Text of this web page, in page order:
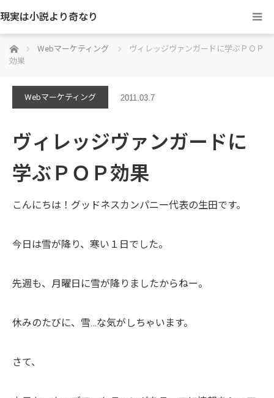
現実は小説より奇なり
ホーム Webマーケティング
ヴィレッジヴァンガードに学ぶＰＯＰ
効果
Webマーケティング 2011.03.7
ヴィレッジヴァンガードに
学ぶＰＯＰ効果
こんにちは！グッドネスカンパニー代表の生田です。
今日は雪が降り、寒い１日でした。
先週も、月曜日に雪が降りましたからねー。
休みのたびに、雪…な気がしちゃいます。
さて、